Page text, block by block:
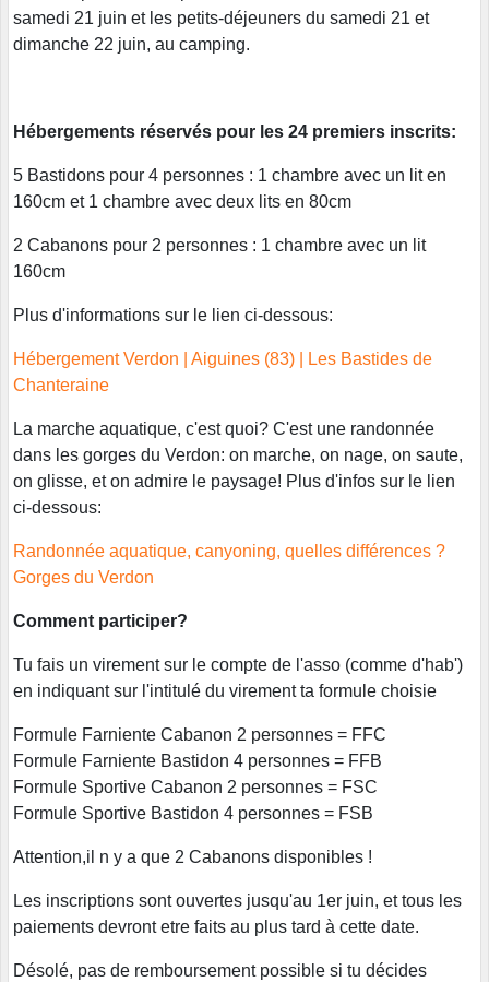
samedi 21 juin et les petits-déjeuners du samedi 21 et
dimanche 22 juin, au camping.
Hébergements réservés pour les 24 premiers inscrits:
5 Bastidons pour 4 personnes : 1 chambre avec un lit en
160cm et 1 chambre avec deux lits en 80cm
2 Cabanons pour 2 personnes : 1 chambre avec un lit
160cm
Plus d'informations sur le lien ci-dessous:
Hébergement Verdon | Aiguines (83) | Les Bastides de
Chanteraine
La marche aquatique, c'est quoi? C'est une randonnée
dans les gorges du Verdon: on marche, on nage, on saute,
on glisse, et on admire le paysage! Plus d'infos sur le lien
ci-dessous:
Randonnée aquatique, canyoning, quelles différences ?
Gorges du Verdon
Comment participer?
Tu fais un virement sur le compte de l'asso (comme d'hab')
en indiquant sur l'intitulé du virement ta formule choisie
Formule Farniente Cabanon 2 personnes = FFC
Formule Farniente Bastidon 4 personnes = FFB
Formule Sportive Cabanon 2 personnes = FSC
Formule Sportive Bastidon 4 personnes = FSB
Attention,il n y a que 2 Cabanons disponibles !
Les inscriptions sont ouvertes jusqu'au 1er juin, et tous les
paiements devront etre faits au plus tard à cette date.
Désolé, pas de remboursement possible si tu décides